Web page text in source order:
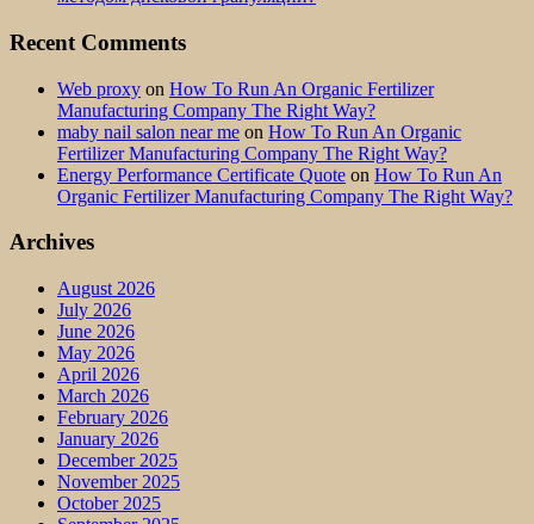
Recent Comments
Web proxy on How To Run An Organic Fertilizer
Manufacturing Company The Right Way?
maby nail salon near me on How To Run An Organic
Fertilizer Manufacturing Company The Right Way?
Energy Performance Certificate Quote on How To Run An
Organic Fertilizer Manufacturing Company The Right Way?
Archives
August 2026
July 2026
June 2026
May 2026
April 2026
March 2026
February 2026
January 2026
December 2025
November 2025
October 2025